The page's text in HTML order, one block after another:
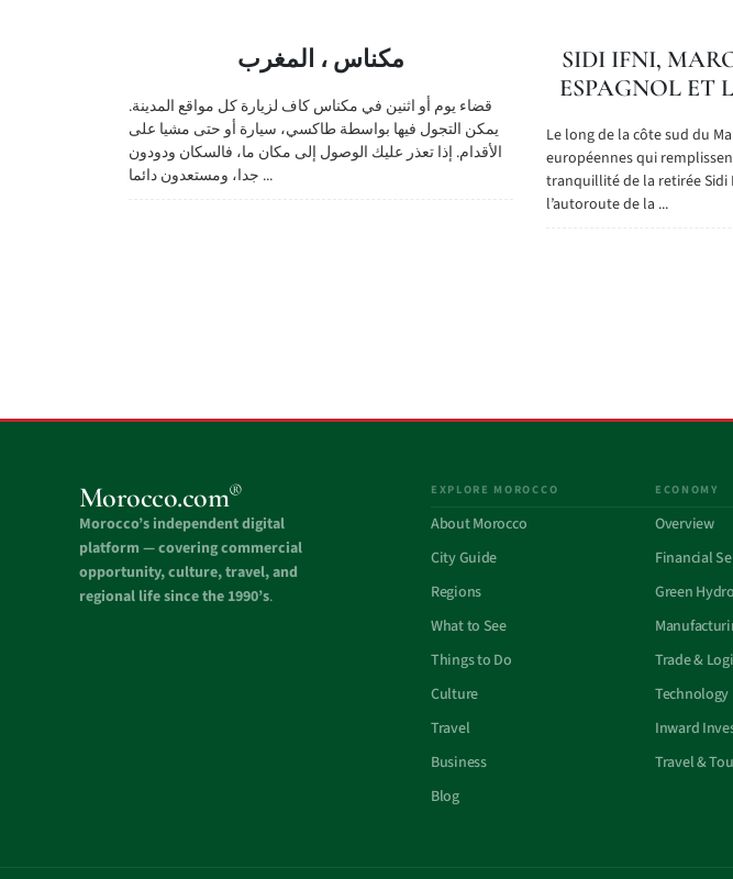
مكناس ، المغرب
قضاء يوم أو اثنين في مكناس كاف لزيارة كل مواقع المدينة.
يمكن التجول فيها بواسطة طاكسي، سيارة أو حتى مشيا على
الأقدام. إذا تعذر عليك الوصول إلى مكان ما، فالسكان ودودون
جدا، ومستعدون دائما ...
SIDI IFNI,
ESPAGNOL ET
Le long de la côte sud du
européennes qui
tranquillité de la retirée Sidi
l’autoroute de la ...
Morocco.com®
Morocco’s independent digital
platform — covering commercial
opportunity, culture, travel, and
regional life since the 1990’s.
EXPLORE MOROCCO
About Morocco
City Guide
Regions
What to See
Things to Do
Culture
Travel
Business
Blog
ECONOMY
Overview
Financial
Green
Trade &
Technology
Inward
Travel &